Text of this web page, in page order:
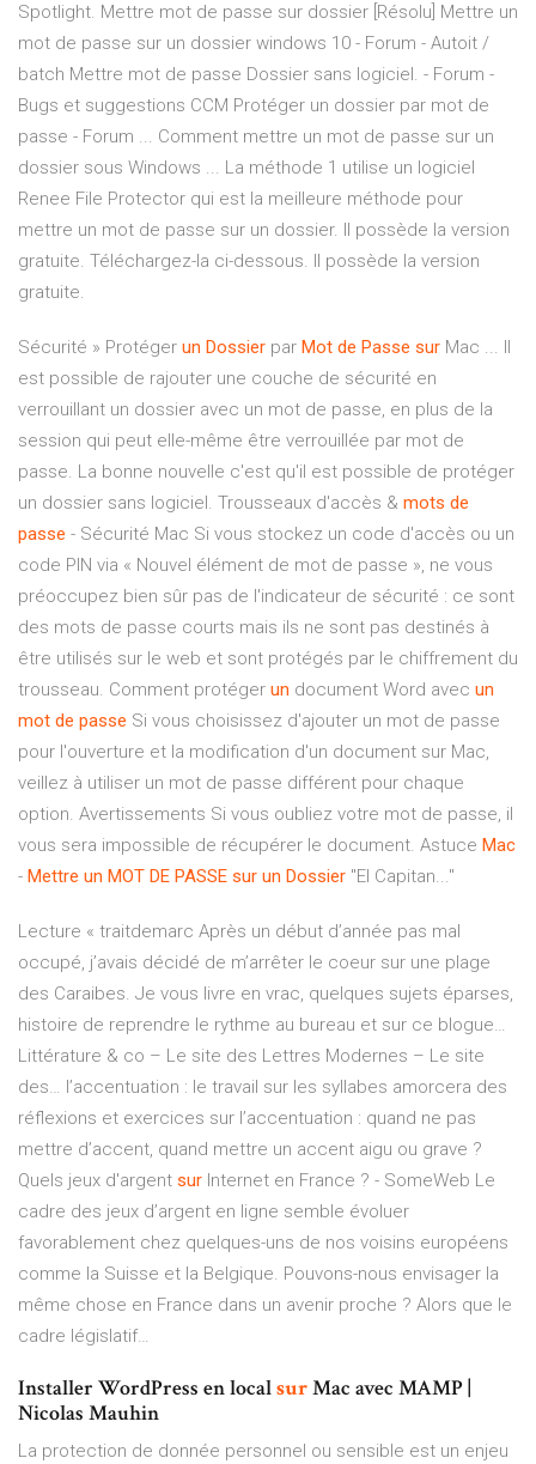
Spotlight. Mettre mot de passe sur dossier [Résolu] Mettre un
mot de passe sur un dossier windows 10 - Forum - Autoit /
batch Mettre mot de passe Dossier sans logiciel. - Forum -
Bugs et suggestions CCM Protéger un dossier par mot de
passe - Forum ... Comment mettre un mot de passe sur un
dossier sous Windows ... La méthode 1 utilise un logiciel
Renee File Protector qui est la meilleure méthode pour
mettre un mot de passe sur un dossier. Il possède la version
gratuite. Téléchargez-la ci-dessous. Il possède la version
gratuite.
Sécurité » Protéger un Dossier par Mot de Passe sur Mac ... Il
est possible de rajouter une couche de sécurité en
verrouillant un dossier avec un mot de passe, en plus de la
session qui peut elle-même être verrouillée par mot de
passe. La bonne nouvelle c'est qu'il est possible de protéger
un dossier sans logiciel. Trousseaux d'accès & mots de
passe - Sécurité Mac Si vous stockez un code d'accès ou un
code PIN via « Nouvel élément de mot de passe », ne vous
préoccupez bien sûr pas de l'indicateur de sécurité : ce sont
des mots de passe courts mais ils ne sont pas destinés à
être utilisés sur le web et sont protégés par le chiffrement du
trousseau. Comment protéger un document Word avec un
mot de passe Si vous choisissez d'ajouter un mot de passe
pour l'ouverture et la modification d'un document sur Mac,
veillez à utiliser un mot de passe différent pour chaque
option. Avertissements Si vous oubliez votre mot de passe, il
vous sera impossible de récupérer le document. Astuce Mac
- Mettre un MOT DE PASSE sur un Dossier "El Capitan..."
Lecture « traitdemarc Après un début d’année pas mal
occupé, j’avais décidé de m’arrêter le coeur sur une plage
des Caraibes. Je vous livre en vrac, quelques sujets éparses,
histoire de reprendre le rythme au bureau et sur ce blogue…
Littérature & co – Le site des Lettres Modernes – Le site
des… l’accentuation : le travail sur les syllabes amorcera des
réflexions et exercices sur l’accentuation : quand ne pas
mettre d’accent, quand mettre un accent aigu ou grave ?
Quels jeux d'argent sur Internet en France ? - SomeWeb Le
cadre des jeux d’argent en ligne semble évoluer
favorablement chez quelques-uns de nos voisins européens
comme la Suisse et la Belgique. Pouvons-nous envisager la
même chose en France dans un avenir proche ? Alors que le
cadre législatif…
Installer WordPress en localsurMac avec MAMP |
Nicolas Mauhin
La protection de donnée personnel ou sensible est un enjeu